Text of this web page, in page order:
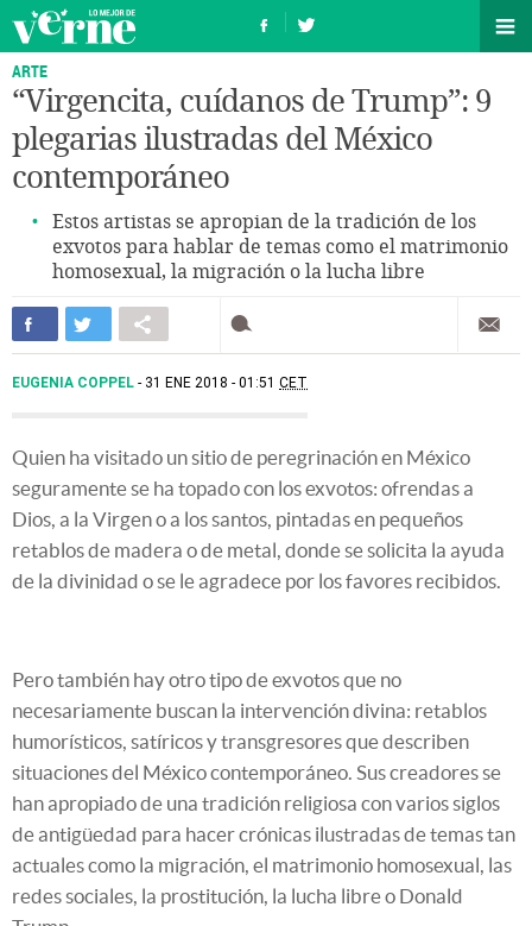
ARTE
“Virgencita, cuídanos de Trump”: 9
plegarias ilustradas del México
contemporáneo
Estos artistas se apropian de la tradición de los
exvotos para hablar de temas como el matrimonio
homosexual, la migración o la lucha libre
EUGENIA COPPEL 31 ENE 2018 - 01:51 CET
Quien ha visitado un sitio de peregrinación en México
seguramente se ha topado con los exvotos: ofrendas a
Dios, a la Virgen o a los santos, pintadas en pequeños
retablos de madera o de metal, donde se solicita la ayuda
de la divinidad o se le agradece por los favores recibidos.
Pero también hay otro tipo de exvotos que no
necesariamente buscan la intervención divina: retablos
humorísticos, satíricos y transgresores que describen
situaciones del México contemporáneo. Sus creadores se
han apropiado de una tradición religiosa con varios siglos
de antigüedad para hacer crónicas ilustradas de temas tan
actuales como la migración, el matrimonio homosexual, las
redes sociales, la prostitución, la lucha libre o Donald